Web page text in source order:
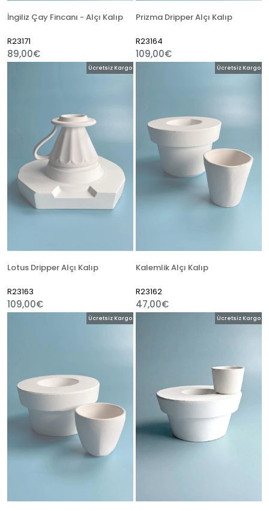
İngiliz Çay Fincanı - Alçı Kalıp
R23171
89,00€
Prizma Dripper Alçı Kalıp
R23164
109,00€
Lotus Dripper Alçı Kalıp
R23163
109,00€
Ücretsiz Kargo
Kalemlik Alçı Kalıp
R23162
47,00€
Ücretsiz Kargo
Ücretsiz Kargo Ücretsiz Kargo